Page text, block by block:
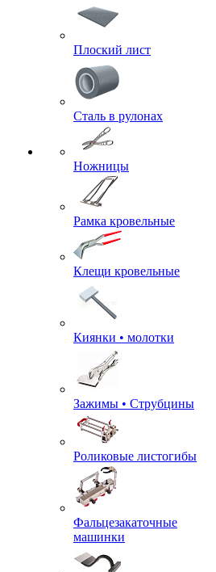
Плоский лист
Сталь в рулонах
Ножницы
Рамка кровельные
Клещи кровельные
Киянки • молотки
Зажимы • Струбцины
Роликовые листогибы
Фальцезакаточные
машинки